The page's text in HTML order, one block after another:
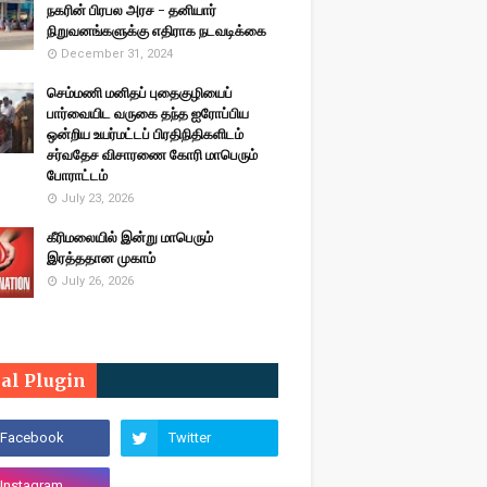
நகரின் பிரபல அரச - தனியார்
நிறுவனங்களுக்கு எதிராக நடவடிக்கை
December 31, 2024
செம்மணி மனிதப் புதைகுழியைப்
பார்வையிட வருகை தந்த ஐரோப்பிய
ஒன்றிய உயர்மட்டப் பிரதிநிதிகளிடம்
சர்வதேச விசாரணை கோரி மாபெரும்
போராட்டம்
July 23, 2026
கீரிமலையில் இன்று மாபெரும்
இரத்ததான முகாம்
July 26, 2026
Plugin